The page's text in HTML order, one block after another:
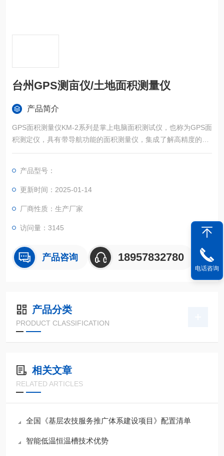
台州GPS测亩仪/土地面积测量仪
产品简介
GPS面积测量仪KM-2系列是掌上电脑面积测试仪，也称为GPS面
积测定仪，具有带导航功能的面积测量仪，集成了解高精度的GP
S定位系统、精确的面积计算方法和智能化的掌上电脑系统，能
产品型号：
更新时间：2025-01-14
厂商性质：生产厂家
访问量：3145
产品咨询 18957832780
产品分类
PRODUCT CLASSIFICATION
相关文章
RELATED ARTICLES
全国《基层农技服务推广体系建设项目》配置清单
智能低温恒温槽技术优势
电话咨询